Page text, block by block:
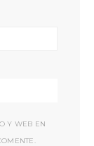
Y WEB EN